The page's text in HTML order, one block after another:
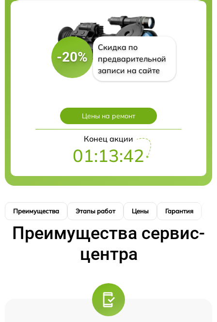
-20%
Скидка по
предварительной
записи на сайте
Цены на ремонт
Конец акции
01:13:41
Преимущества Этапы работ Цены Гарантия
Преимущества сервис-
центра